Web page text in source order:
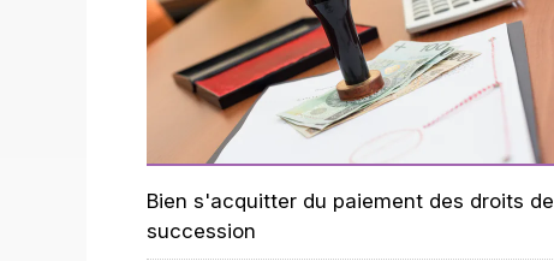
Bien s'acquitter du paiement des droits de
succession